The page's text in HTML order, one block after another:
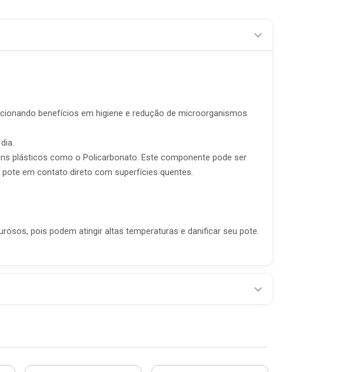
benefícios em higiene e redução de microorganismos
plásticos como o Policarbonato. Este componente pode ser
em contato direto com superfícies quentes.
pois podem atingir altas temperaturas e danificar seu pote.